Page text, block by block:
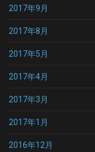
2017年9月
2017年8月
2017年5月
2017年4月
2017年3月
2017年1月
2016年12月